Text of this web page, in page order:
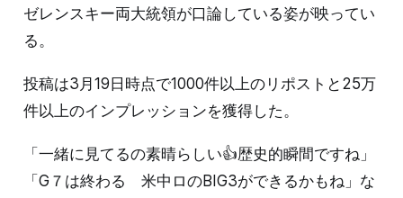
ゼレンスキー両大統領が口論している姿が映ってい
る。
投稿は3月19日時点で1000件以上のリポストと25万
件以上のインプレッションを獲得した。
「一緒に見てるの素晴らしい👍歴史的瞬間ですね」
「G７は終わる 米中ロのBIG3ができるかもね」な